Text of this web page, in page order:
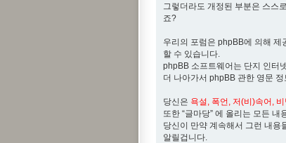
그렇더라도 개정된 부분은 스스
죠?
우리의 포럼은 phpBB에 의해 제
할 수 있습니다.
phpBB 소프트웨어는 단지 인터
더 나아가서 phpBB 관한 영문 정
당신은 욕설, 폭언, 저(비)속어,
또한 “글마당” 에 올리는 모든
당신이 만약 계속해서 그런 내용
알릴겁니다.